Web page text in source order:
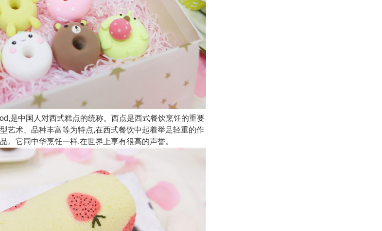
是中国人对西式糕点的统称。西点是西式餐饮烹饪的重要
艺术、品种丰富等为特点,在西式餐饮中起着举足轻重的作
。它同中华烹饪一样,在世界上享有很高的声誉。